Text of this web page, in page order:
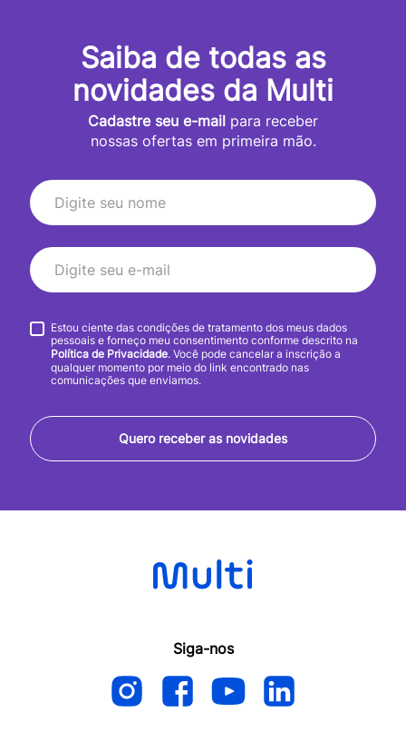
Saiba de todas as
novidades da Multi
Cadastre seu e-mail para receber
nossas ofertas em primeira mão.
Quero receber as novidades
Estou ciente das condições de tratamento dos meus dados
pessoais e forneço meu consentimento conforme descrito na
Política de Privacidade. Você pode cancelar a inscrição a
qualquer momento por meio do link encontrado nas
comunicações que enviamos.
Siga-nos